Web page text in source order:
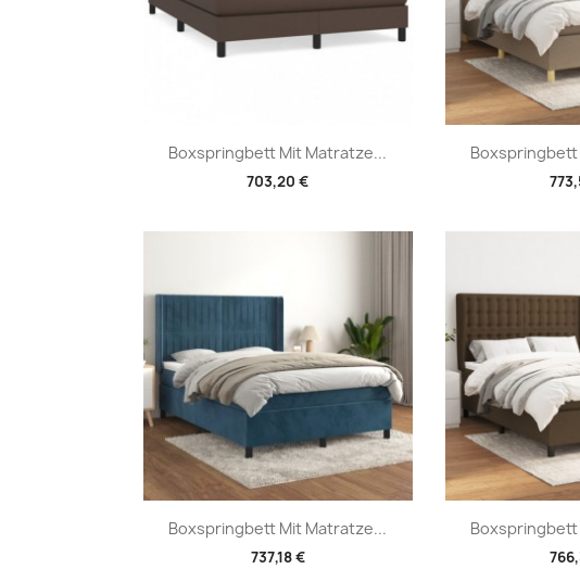
Boxspringbett Mit Matratze...
703,20 €
Vorschau 
Boxspringbett Mit Matratze...
737,18 €
Vorschau 